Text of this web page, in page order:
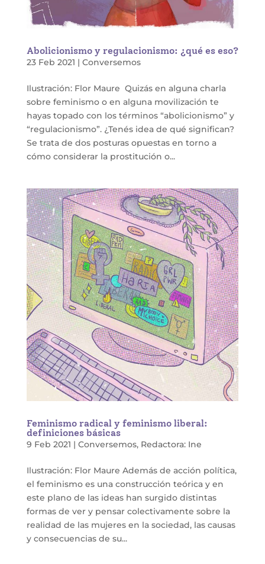
Abolicionismo y regulacionismo: ¿qué es eso?
23 Feb 2021 | Conversemos
Ilustración: Flor Maure Quizás en alguna charla
sobre feminismo o en alguna movilización te
hayas topado con los términos “abolicionismo” y
“regulacionismo”. ¿Tenés idea de qué significan?
Se trata de dos posturas opuestas en torno a
cómo considerar la prostitución o...
Feminismo radical y feminismo liberal:
definiciones básicas
9 Feb 2021 | Conversemos, Redactora: Ine
Ilustración: Flor Maure Además de acción política,
el feminismo es una construcción teórica y en
este plano de las ideas han surgido distintas
formas de ver y pensar colectivamente sobre la
realidad de las mujeres en la sociedad, las causas
y consecuencias de su...